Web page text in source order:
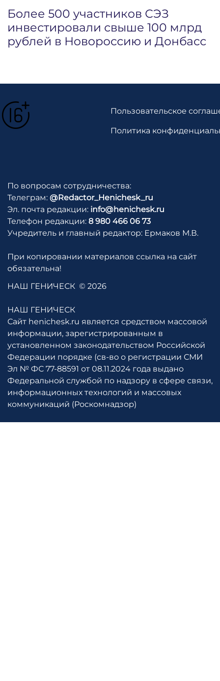
Более 500 участников СЭЗ
инвестировали свыше 100 млрд
рублей в Новороссию и Донбасс
Пользовательское
Политика
По вопросам сотрудничества:
Телеграм: @Redactor_Henichesk_ru
Эл. почта редакции: info@henichesk.ru
Телефон редакции: 8 980 466 06 73
Учредитель и главный редактор: Ермаков М.В.
При копировании материалов ссылка на сайт
обязательна!
НАШ ГЕНИЧЕСК © 2026
НАШ ГЕНИЧЕСК
Сайт henichesk.ru является средством массовой
информации, зарегистрированным в
установленном законодательством Российской
Федерации порядке (св-во о регистрации СМИ
Эл № ФС 77-88591 от 08.11.2024 года выдано
Федеральной службой по надзору в сфере связи,
информационных технологий и массовых
коммуникаций (Роскомнадзор)